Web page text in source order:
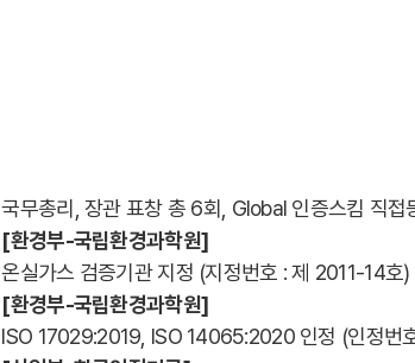
국무총리, 장관 표창 총 6회, Global 인증스킴 직접
[환경부-국립환경과학원]
온실가스 검증기관 지정 (지정번호 : 제 2011-14호)
[환경부-국립환경과학원]
ISO 17029:2019, ISO 14065:2020 인정 (인정번